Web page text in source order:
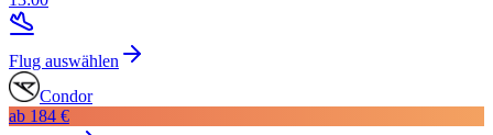
Flug auswählen
Condor
ab 184 €